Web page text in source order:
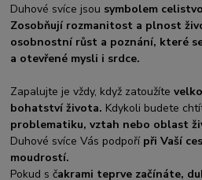
Duhové svíce jsou symbolem
Zosobňují rozmanitost a plnost
osobnostní růst a poznání, které
a otevřené mysli i srdce.
Zapalujte je vždy, když zatoužíte
bohatství života. Kdykoli budete
problematiku, vztah nebo oblast
Duhové svíce Vás podpoří při Vaší
moudrostí.
Pokud s čakrami teprve začínáte,